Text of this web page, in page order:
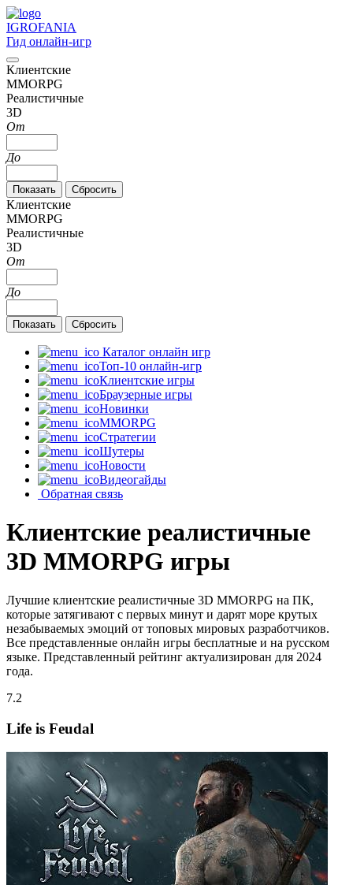
IGROFANIA
Гид онлайн-игр
Клиентские
MMORPG
Реалистичные
3D
От
До
Клиентские
MMORPG
Реалистичные
3D
От
До
Каталог онлайн игр
Топ-10 онлайн-игр
Клиентские игры
Браузерные игры
Новинки
MMORPG
Стратегии
Шутеры
Новости
Видеогайды
Обратная связь
Клиентские реалистичные
3D MMORPG игры
Лучшие клиентские реалистичные 3D MMORPG на ПК,
которые затягивают с первых минут и дарят море крутых
незабываемых эмоций от топовых мировых разработчиков.
Все представленные онлайн игры бесплатные и на русском
языке. Представленный рейтинг актуализирован для 2024
года.
7.2
Life is Feudal